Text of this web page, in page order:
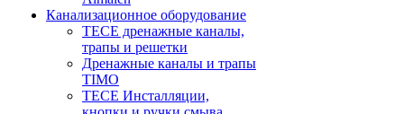
Канализационное оборудование
TECE дренажные каналы,
трапы и решетки
Дренажные каналы и трапы
TIMO
TECE Инсталляции,